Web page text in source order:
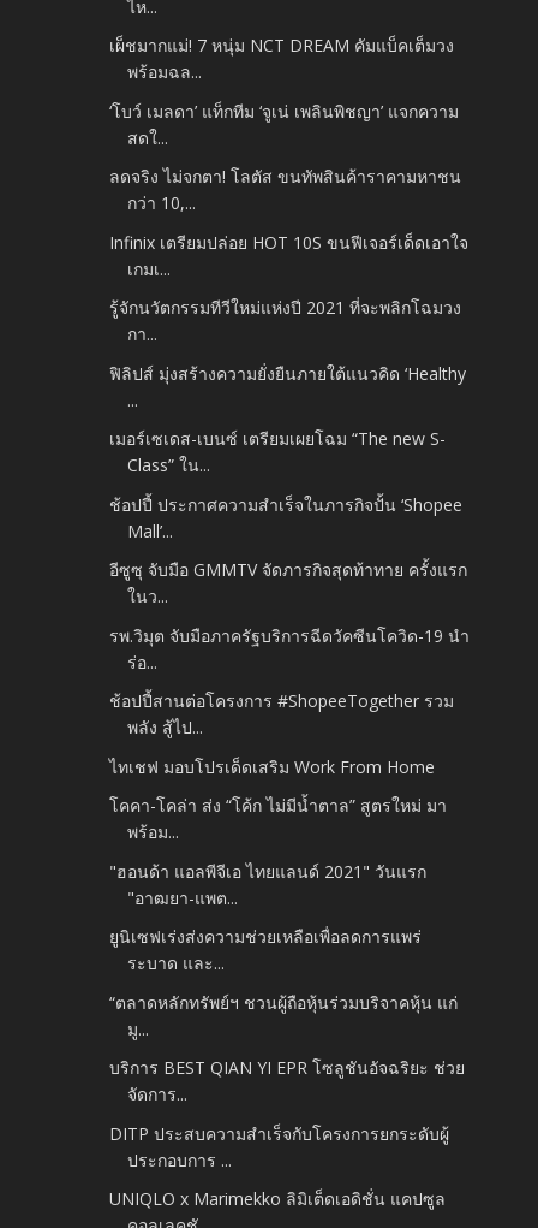
ไห...
เผ็ชมากแม่! 7 หนุ่ม NCT DREAM คัมแบ็คเต็มวง
พร้อมฉล...
‘โบว์ เมลดา’ แท็กทีม ‘จูเน่ เพลินพิชญา’ แจกความ
สดใ...
ลดจริง ไม่จกตา! โลตัส ขนทัพสินค้าราคามหาชน
กว่า 10,...
Infinix เตรียมปล่อย HOT 10S ขนฟีเจอร์เด็ดเอาใจ
เกมเ...
รู้จักนวัตกรรมทีวีใหม่แห่งปี 2021 ที่จะพลิกโฉมวง
กา...
ฟิลิปส์ มุ่งสร้างความยั่งยืนภายใต้แนวคิด ‘Healthy
...
เมอร์เซเดส-เบนซ์ เตรียมเผยโฉม “The new S-
Class” ใน...
ช้อปปี้ ประกาศความสำเร็จในภารกิจปั้น ‘Shopee
Mall’...
อีซูซุ จับมือ GMMTV จัดภารกิจสุดท้าทาย ครั้งแรก
ในว...
รพ.วิมุต จับมือภาครัฐบริการฉีดวัคซีนโควิด-19 นำ
ร่อ...
ช้อปปี้สานต่อโครงการ #ShopeeTogether รวม
พลัง สู้ไป...
ไทเชฟ มอบโปรเด็ดเสริม Work From Home
โคคา-โคล่า ส่ง “โค้ก ไม่มีน้ำตาล” สูตรใหม่ มา
พร้อม...
"ฮอนด้า แอลพีจีเอ ไทยแลนด์ 2021" วันแรก
"อาฒยา-แพต...
ยูนิเซฟเร่งส่งความช่วยเหลือเพื่อลดการแพร่
ระบาด และ...
“ตลาดหลักทรัพย์ฯ ชวนผู้ถือหุ้นร่วมบริจาคหุ้น แก่
มู...
บริการ BEST QIAN YI EPR โซลูชันอัจฉริยะ ช่วย
จัดการ...
DITP ประสบความสำเร็จกับโครงการยกระดับผู้
ประกอบการ ...
UNIQLO x Marimekko ลิมิเต็ดเอดิชั่น แคปซูล